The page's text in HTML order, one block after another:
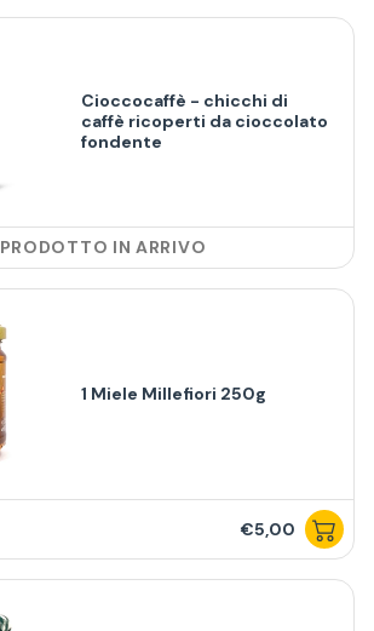
Cioccocaffè - chicchi di
caffè ricoperti da cioccolato
fondente
PRODOTTO IN ARRIVO
1 Miele Millefiori 250g
€5,00